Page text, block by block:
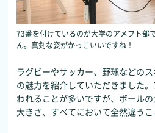
73番を付けているのが大学のアメフト部
ん。真剣な姿がかっこいいですね！
ラグビーやサッカー、野球などの
の魅力を紹介していただきました
われることが多いですが、ボール
大きさ、すべてにおいて全然違うこ